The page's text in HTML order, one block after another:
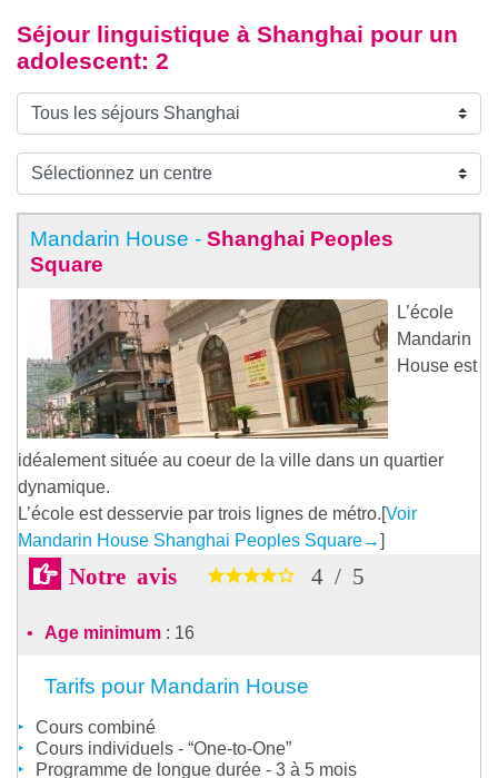
Séjour linguistique à Shanghai pour un
adolescent: 2
Mandarin House - Shanghai Peoples
Square
L’école
Mandarin
House est
idéalement située au coeur de la ville dans un quartier
dynamique.
L’école est desservie par trois lignes de métro.[Voir
Mandarin House Shanghai Peoples Square→]
Notre avis 4 / 5
Age minimum : 16
Tarifs pour Mandarin House
Cours combiné
Cours individuels - “One-to-One”
Programme de longue durée - 3 à 5 mois